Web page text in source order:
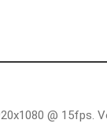
@ 15fps.